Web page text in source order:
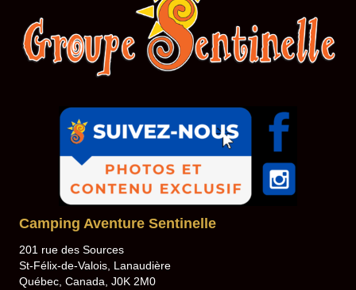
Camping Aventure Sentinelle
201 rue des Sources
St-Félix-de-Valois, Lanaudière
Québec, Canada, J0K 2M0